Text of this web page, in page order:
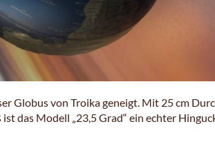
Globus von Troika geneigt. Mit 25 cm
das Modell „23,5 Grad“ ein echter